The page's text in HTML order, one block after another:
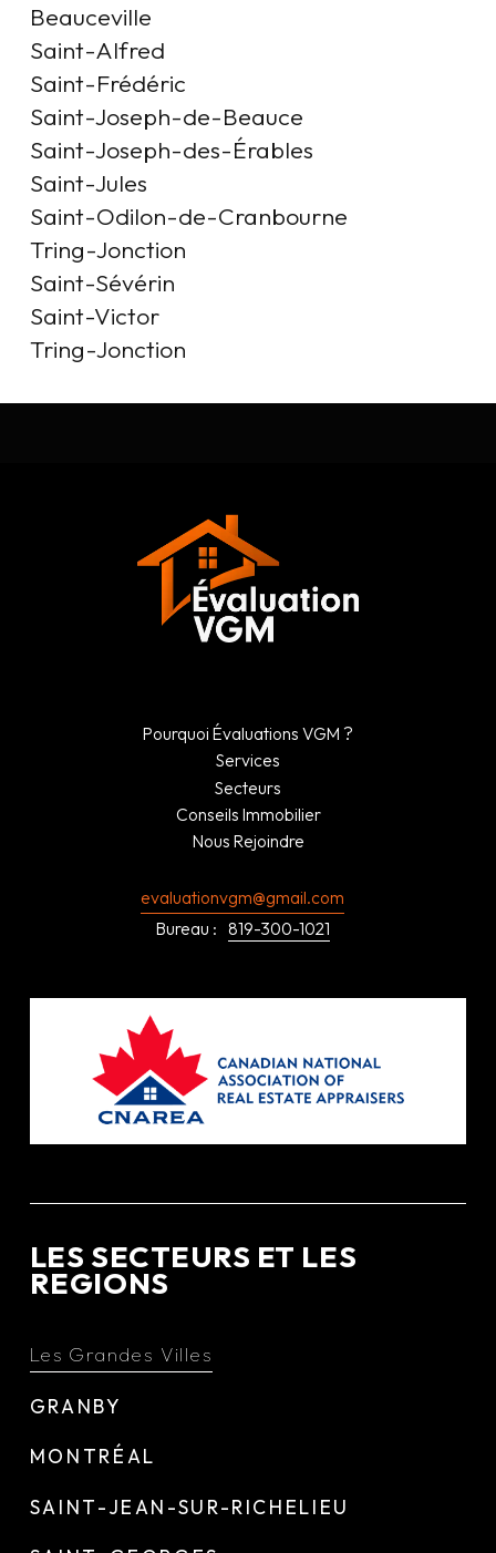
Beauceville
Saint-Alfred
Saint-Frédéric
Saint-Joseph-de-Beauce
Saint-Joseph-des-Érables
Saint-Jules
Saint-Odilon-de-Cranbourne
Tring-Jonction
Saint-Sévérin
Saint-Victor
Tring-Jonction
Pourquoi Évaluations VGM ?
Services
Secteurs
Conseils Immobilier
Nous Rejoindre
evaluationvgm@gmail.com
Bureau : 819-300-1021
LES SECTEURS ET LES
REGIONS
Les Grandes Villes
GRANBY
MONTRÉAL
SAINT-JEAN-SUR-RICHELIEU